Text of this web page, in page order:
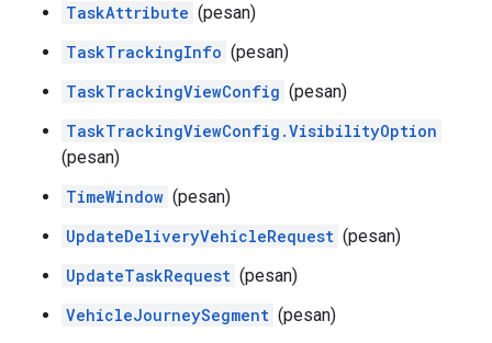
TaskAttribute (pesan)
TaskTrackingInfo (pesan)
TaskTrackingViewConfig (pesan)
TaskTrackingViewConfig.VisibilityOption
(pesan)
TimeWindow (pesan)
UpdateDeliveryVehicleRequest (pesan)
UpdateTaskRequest (pesan)
VehicleJourneySegment (pesan)